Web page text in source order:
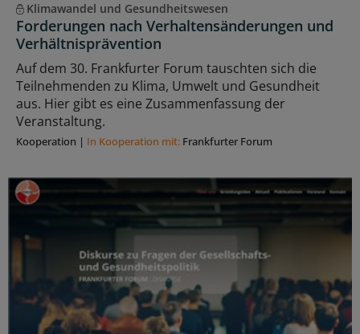
Klimawandel und Gesundheitswesen
Forderungen nach Verhaltensänderungen und
Verhältnisprävention
Auf dem 30. Frankfurter Forum tauschten sich die
Teilnehmenden zu Klima, Umwelt und Gesundheit
aus. Hier gibt es eine Zusammenfassung der
Veranstaltung.
Kooperation | In Kooperation mit: Frankfurter Forum